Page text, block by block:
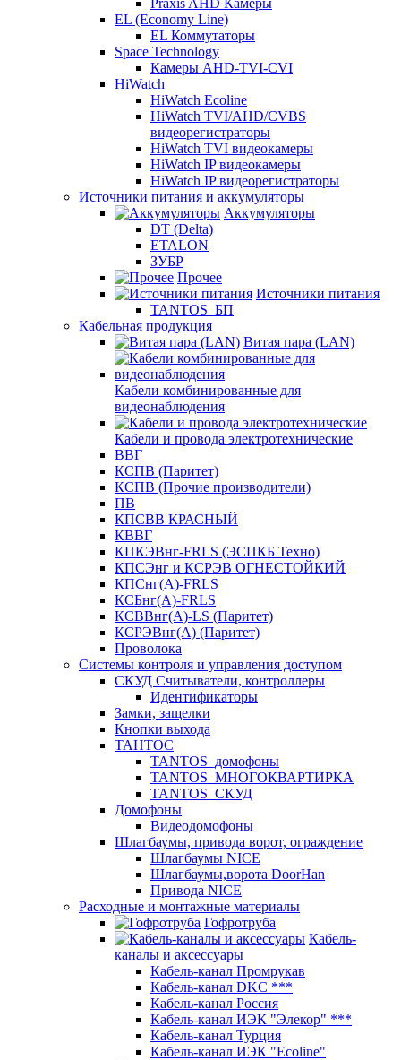
Praxis AHD Камеры
EL (Economy Line)
EL Коммутаторы
Space Technology
Камеры AHD-TVI-CVI
HiWatch
HiWatch Ecoline
HiWatch TVI/AHD/CVBS
видеорегистраторы
HiWatch TVI видеокамеры
HiWatch IP видеокамеры
HiWatch IP видеорегистраторы
Источники питания и аккумуляторы
Аккумуляторы
DT (Delta)
ETALON
ЗУБР
Прочее
Источники питания
TANTOS_БП
Кабельная продукция
Витая пара (LAN)
Кабели комбинированные для
видеонаблюдения
Кабели и провода электротехнические
ВВГ
КСПВ (Паритет)
КСПВ (Прочие производители)
ПВ
КПСВВ КРАСНЫЙ
КВВГ
КПКЭВнг-FRLS (ЭСПКБ Техно)
КПСЭнг и КСРЭВ ОГНЕСТОЙКИЙ
КПСнг(А)-FRLS
КСБнг(А)-FRLS
КСВВнг(А)-LS (Паритет)
КСРЭВнг(А) (Паритет)
Проволока
Системы контроля и управления доступом
СКУД Считыватели, контроллеры
Идентификаторы
Замки, защелки
Кнопки выхода
ТАНТОС
TANTOS_домофоны
TANTOS_МНОГОКВАРТИРКА
TANTOS_СКУД
Домофоны
Видеодомофоны
Шлагбаумы, привода ворот, ограждение
Шлагбаумы NICE
Шлагбаумы,ворота DoorHan
Привода NICE
Расходные и монтажные материалы
Гофротруба
Кабель-
каналы и аксессуары
Кабель-канал Промрукав
Кабель-канал DKC ***
Кабель-канал Россия
Кабель-канал ИЭК "Элекор" ***
Кабель-канал Турция
Кабель-канал ИЭК "Ecoline"